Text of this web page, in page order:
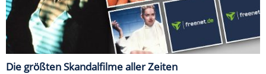
Die größten Skandalfilme aller Zeiten